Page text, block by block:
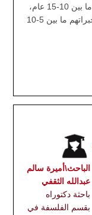
وهناك (14%) من المبحوثين تتراوح خبراتهم ما بين 10-15 عام،
وأخيرًا، هناك (9.6%) من المبحوثين تتراوح خبراتهم ما بين 5-10
الباحث\أميرة سالم
عبدالله الثقفي
باحثة دكتوراه
بقسم الفلسفة في